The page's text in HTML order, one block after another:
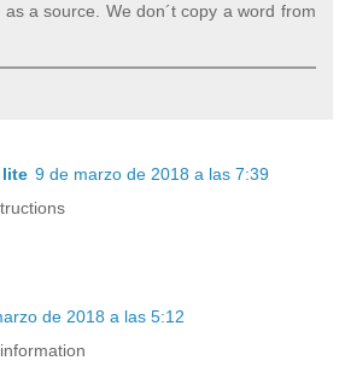
a source. We don´t copy a word from
lite 9 de marzo de 2018 a las 7:39
de 2018 a las 5:12